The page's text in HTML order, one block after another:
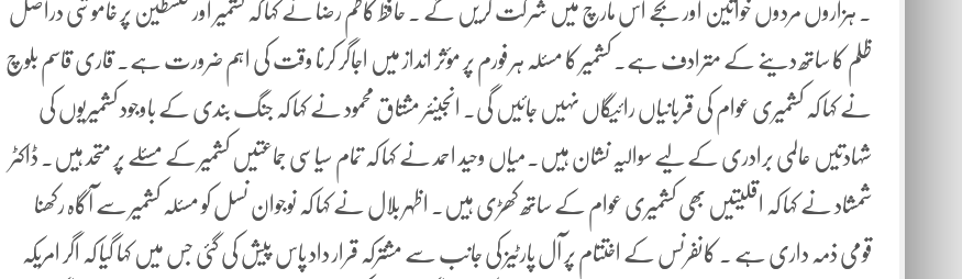
۔ ہزاروں مردوں خواتین اور بجے اس مارچ میں شرکت کریں گے ۔ حافظ کاظم رضا نے کہا کہ کشمیر اور فلسطین پر خاموشی دراصل
ظلم کا ساتھ دینے کے مترادف ہے۔ کشمیر کا مسئلہ ہر فورم پر مؤثر انداز میں اجاگر کرنا وقت کی اہم ضرورت ہے۔ قاری قاسم بلوچ
نے کہا کہ کشمیری عوام کی قربانیاں رائیگاں نہیں جائیں گی۔ انجینئر مشتاق محمود نے کہا کہ جنگ بندی کے باوجود کشمیریوں کی
شہادتیں عالمی برادری کے لیے سوالیہ نشان ہیں۔میاں وحید احمد نے کہا کہ تمام سیاسی جماعتیں کشمیر کے مسئلے پر متحد ہیں۔ ڈاکٹر
شمشاد نے کہا کہ اقلیتیں بھی کشمیری عوام کے ساتھ کھڑی ہیں۔ اظہر بلال نے کہا کہ نوجوان نسل کو مسئلہ کشمیر سے آگاہ رکھنا
قومی ذمہ داری ہے ۔ کانفرنس کے اختتام پر آل پارٹیز کی جانب سے مشترکہ قرار داد پاس پیش کی گئی جس میں کہا گیا کہ اگر امریکہ